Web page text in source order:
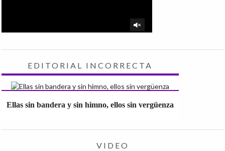
EDITORIAL INCORRECTA
Ellas sin bandera y sin himno, ellos sin vergüenza
VIDEO